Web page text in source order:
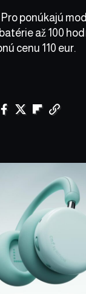
ponúkajú
až 100
cenu 110 eur.